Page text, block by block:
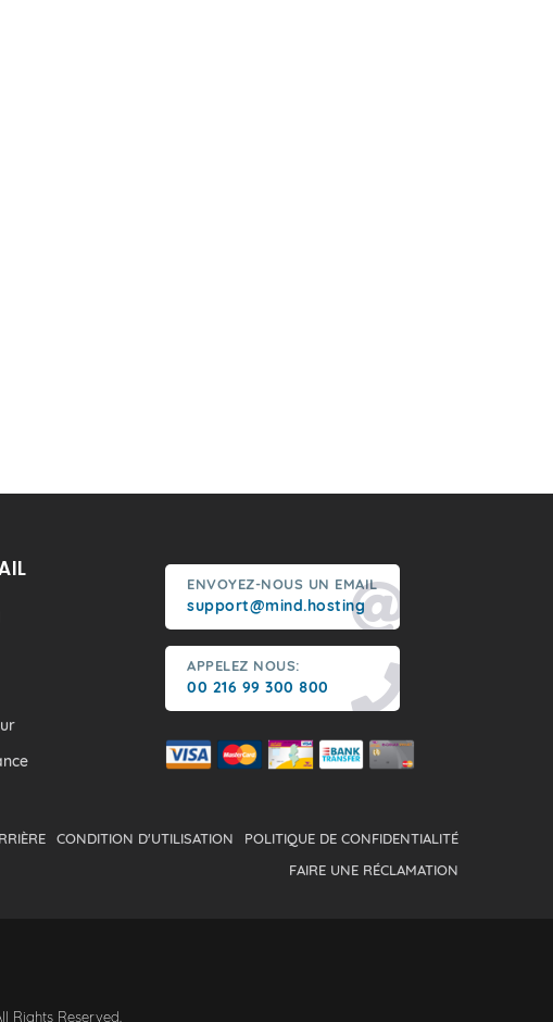
ENVOYEZ-NOUS UN EMAIL
support@mind.hosting
APPELEZ NOUS:
00 216 99 300 800
POLITIQUE DE CONFIDENTIALITÉ
CONDITION D'UTILISATION
FAIRE UNE RÉCLAMATION
Rights Reserved.